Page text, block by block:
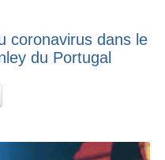
coronavirus dans le
du Portugal